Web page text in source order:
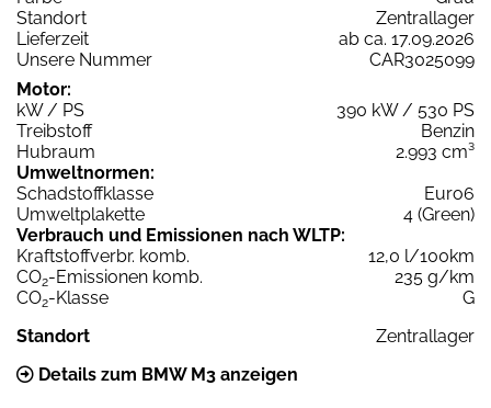
Standort
Zentrallager
Lieferzeit
ab ca. 17.09.2026
Unsere Nummer
CAR3025099
Motor:
kW / PS
390 kW / 530 PS
Treibstoff
Benzin
Hubraum
2.993 cm³
Umweltnormen:
Schadstoffklasse
Euro6
Umweltplakette
4 (Green)
Verbrauch und Emissionen nach WLTP:
Kraftstoffverbr. komb.
12,0 l/100km
CO2-Emissionen komb.
235 g/km
CO2-Klasse
G
Standort
Zentrallager
Details zum BMW M3 anzeigen